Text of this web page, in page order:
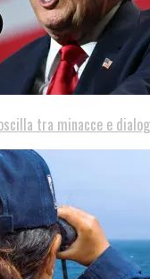
tra minacce e